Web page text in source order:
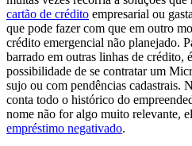
cartão de crédito empresarial ou
que pode fazer com que em outro
crédito emergencial não planejado.
barrado em outras linhas de crédito,
possibilidade de se contratar um
sujo ou com pendências cadastrais.
conta todo o histórico do
nome não for algo muito relevante,
empréstimo negativado.